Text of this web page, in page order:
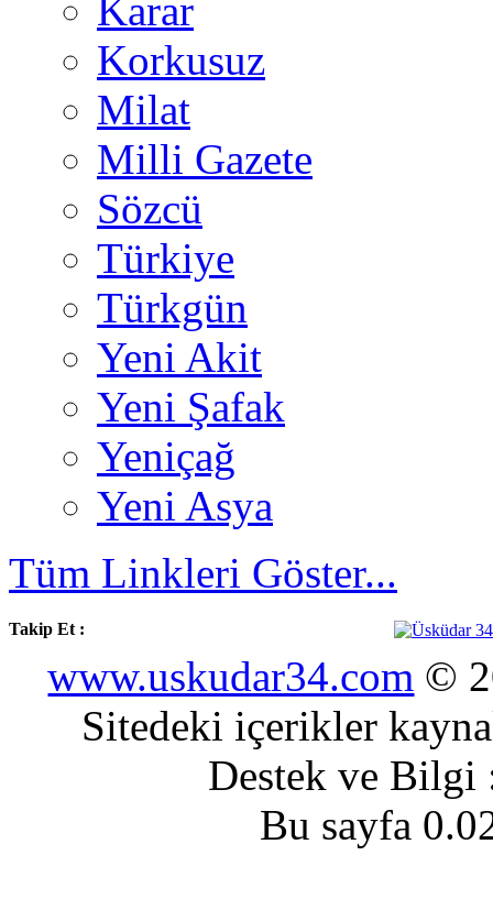
Karar
Korkusuz
Milat
Milli Gazete
Sözcü
Türkiye
Türkgün
Yeni Akit
Yeni Şafak
Yeniçağ
Yeni Asya
Tüm Linkleri Göster...
Takip Et :
www.uskudar34.com ©
Sitedeki içerikler
Destek ve
Bu sayfa